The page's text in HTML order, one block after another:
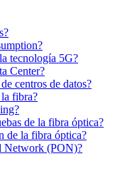
tecnología 5G?
Center?
centros de datos?
fibra?
de la fibra óptica?
de la fibra óptica?
Network (PON)?